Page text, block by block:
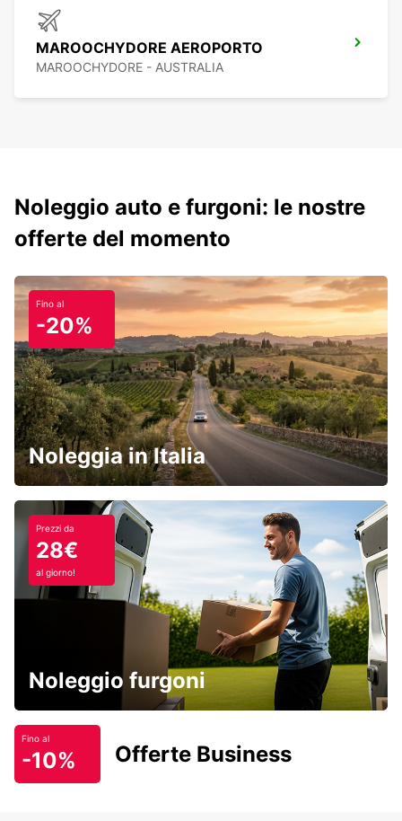
MAROOCHYDORE AEROPORTO
MAROOCHYDORE - AUSTRALIA
Noleggio auto e furgoni: le nostre
offerte del momento
Fino al
-20%
Noleggia in Italia
Prezzi da
28€
al giorno!
Noleggio furgoni
Fino al
-10% Offerte Business